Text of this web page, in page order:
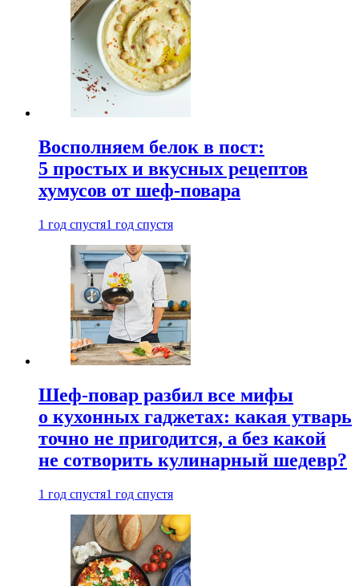
Восполняем белок в пост:
5 простых и вкусных рецептов
хумусов от шеф-повара
1 год спустя1 год спустя
Шеф-повар разбил все мифы
о кухонных гаджетах: какая утварь
точно не пригодится, а без какой
не сотворить кулинарный шедевр?
1 год спустя1 год спустя